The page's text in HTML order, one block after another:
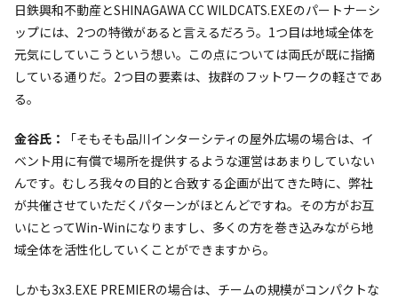
日鉄興和不動産とSHINAGAWA CC WILDCATS.EXEのパートナーシ
ップには、2つの特徴があると言えるだろう。1つ目は地域全体を
元気にしていこうという想い。この点については両氏が既に指摘
している通りだ。2つ目の要素は、抜群のフットワークの軽さであ
る。
金谷氏：
「そもそも品川インターシティの屋外広場の場合は、イ
ベント用に有償で場所を提供するような運営はあまりしていない
んです。むしろ我々の目的と合致する企画が出てきた時に、弊社
が共催させていただくパターンがほとんどですね。その方がお互
いにとってWin-Winになりますし、多くの方を巻き込みながら地
域全体を活性化していくことができますから。
しかも3x3.EXE PREMIERの場合は、チームの規模がコンパクトな